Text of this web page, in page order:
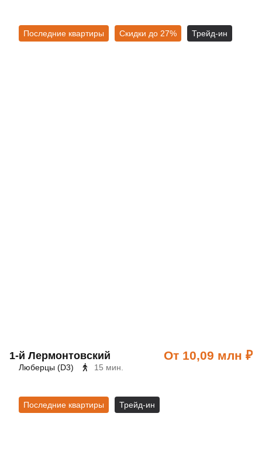
Последние квартиры Скидки до 27% Трейд-ин
1‑й Лермонтовский От 10,09 млн ₽
Люберцы (D3) 15 мин.
Последние квартиры Трейд-ин